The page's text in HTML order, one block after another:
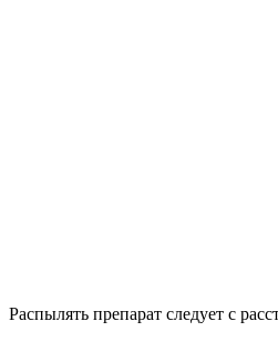
Распылять препарат следует с